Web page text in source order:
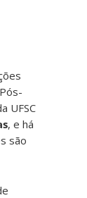
UFSC
, e há
são